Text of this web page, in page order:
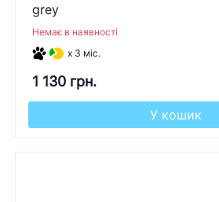
grey
Немає в наявності
x 3 міс.
1 130 грн.
У кошик